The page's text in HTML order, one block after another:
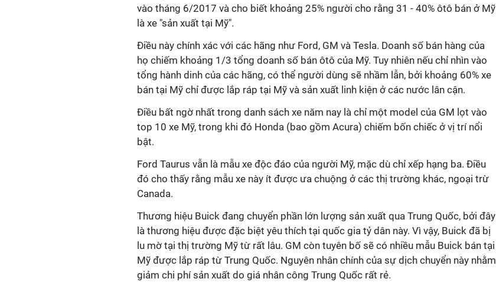
vào tháng 6/2017 và cho biết khoảng 25% người cho rằng 31 - 40% ôtô bán ở Mỹ
là xe "sản xuất tại Mỹ".
Điều này chính xác với các hãng như Ford, GM và Tesla. Doanh số bán hàng của
họ chiếm khoảng 1/3 tổng doanh số bán ôtô của Mỹ. Tuy nhiên nếu chỉ nhìn vào
tổng hành dinh của các hãng, có thể người dùng sẽ nhầm lẫn, bởi khoảng 60% xe
bán tại Mỹ chỉ được lắp ráp tại Mỹ và sản xuất linh kiện ở các nước lân cận.
Điều bất ngờ nhất trong danh sách xe năm nay là chỉ một model của GM lọt vào
top 10 xe Mỹ, trong khi đó Honda (bao gồm Acura) chiếm bốn chiếc ở vị trí nổi
bật.
Ford Taurus vẫn là mẫu xe độc đáo của người Mỹ, mặc dù chỉ xếp hạng ba. Điều
đó cho thấy rằng mẫu xe này ít được ưa chuộng ở các thị trường khác, ngoại trừ
Canada.
Thương hiệu Buick đang chuyển phần lớn lượng sản xuất qua Trung Quốc, bởi đây
là thương hiệu được đặc biệt yêu thích tại quốc gia tỷ dân này. Vì vậy, Buick đã bị
lu mờ tại thị trường Mỹ từ rất lâu. GM còn tuyên bố sẽ có nhiều mẫu Buick bán tại
Mỹ được lắp ráp từ Trung Quốc. Nguyên nhân chính của sự dịch chuyển này nhằm
giảm chi phí sản xuất do giá nhân công Trung Quốc rất rẻ.